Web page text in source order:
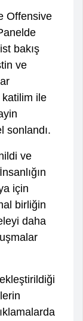
Offensive
bakış
ve
katilim ile
sonlandı.
ve
için
birliğin
daha